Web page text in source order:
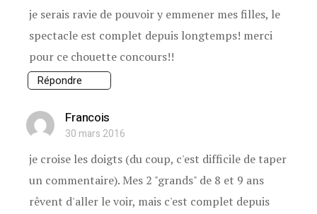
je serais ravie de pouvoir y emmener mes filles, le
spectacle est complet depuis longtemps! merci
pour ce chouette concours!!
Répondre
Francois
30 mars 2016
je croise les doigts (du coup, c'est difficile de taper
un commentaire). Mes 2 "grands" de 8 et 9 ans
rêvent d'aller le voir, mais c'est complet depuis